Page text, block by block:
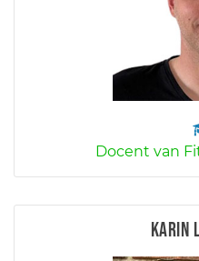
Docent van
Karin